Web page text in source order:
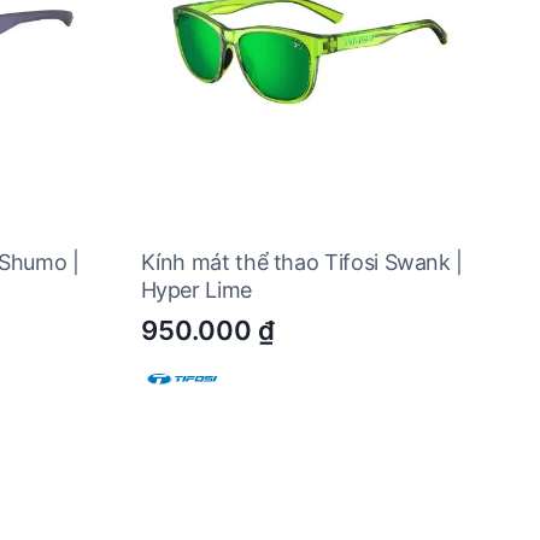
|
Kính mát thể thao Tifosi Swank |
Hyper Lime
950.000 ₫